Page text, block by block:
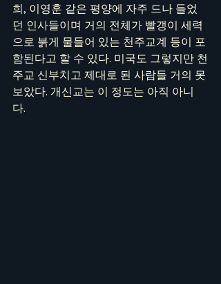
희, 이영훈 같은 평양에 자주 드나 들었
던 인사들이며 거의 전체가 빨갱이 세력
으로 붉게 물들어 있는 천주교계 등이 포
함된다고 할 수 있다. 미국도 그렇지만 천
주교 신부치고 제대로 된 사람들 거의 못
보았다. 개신교는 이 정도는 아직 아니
다.